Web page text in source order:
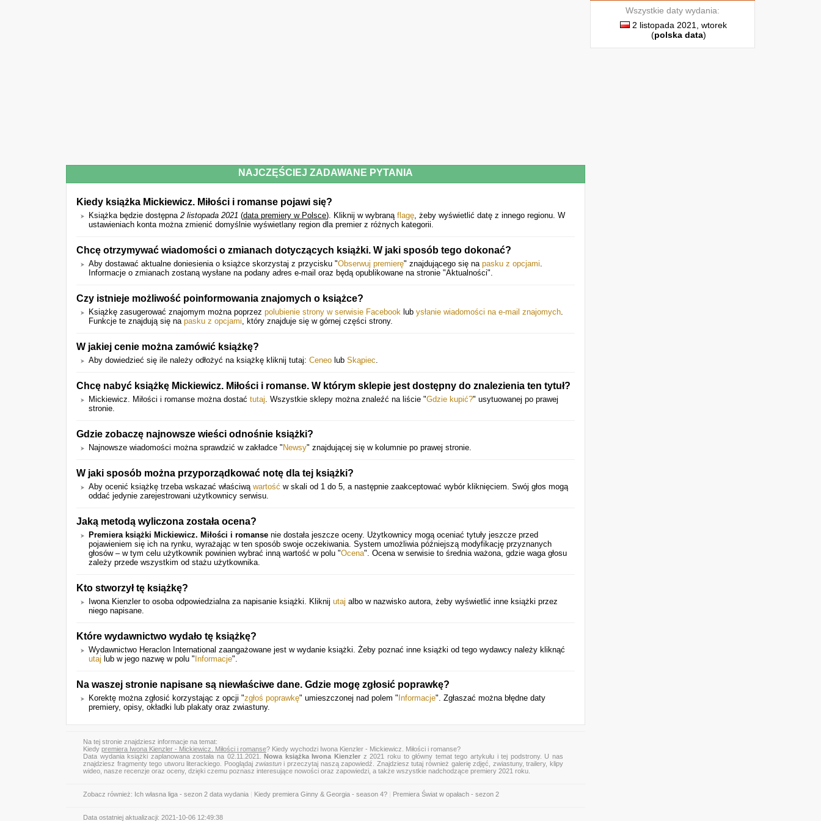
NAJCZĘŚCIEJ ZADAWANE PYTANIA
Kiedy książka Mickiewicz. Miłości i romanse pojawi się?
Książka będzie dostępna 2 listopada 2021 (data premiery w Polsce). Kliknij w wybraną flagę, żeby wyświetlić datę z innego regionu. W
ustawieniach konta można zmienić domyślnie wyświetlany region dla premier z różnych kategorii.
Chcę otrzymywać wiadomości o zmianach dotyczących książki. W jaki sposób tego dokonać?
Aby dostawać aktualne doniesienia o książce skorzystaj z przycisku "Obserwuj premierę" znajdującego się na pasku z opcjami.
Informacje o zmianach zostaną wysłane na podany adres e-mail oraz będą opublikowane na stronie "Aktualności".
Czy istnieje możliwość poinformowania znajomych o książce?
Książkę zasugerować znajomym można poprzez polubienie strony w serwisie Facebook lub ysłanie wiadomości na e-mail znajomych.
Funkcje te znajdują się na pasku z opcjami, który znajduje się w górnej części strony.
W jakiej cenie można zamówić książkę?
Aby dowiedzieć się ile należy odłożyć na książkę kliknij tutaj: Ceneo lub Skąpiec.
Chcę nabyć książkę Mickiewicz. Miłości i romanse. W którym sklepie jest dostępny do znalezienia ten tytuł?
Mickiewicz. Miłości i romanse można dostać tutaj. Wszystkie sklepy można znaleźć na liście "Gdzie kupić?" usytuowanej po prawej
stronie.
Gdzie zobaczę najnowsze wieści odnośnie książki?
Najnowsze wiadomości można sprawdzić w zakładce " Newsy" znajdującej się w kolumnie po prawej stronie.
W jaki sposób można przyporządkować notę dla tej książki?
Aby ocenić książkę trzeba wskazać właściwą wartość w skali od 1 do 5, a następnie zaakceptować wybór kliknięciem. Swój głos mogą
oddać jedynie zarejestrowani użytkownicy serwisu.
Jaką metodą wyliczona została ocena?
Premiera książki Mickiewicz. Miłości i romanse nie dostała jeszcze oceny. Użytkownicy mogą oceniać tytuły jeszcze przed
pojawieniem się ich na rynku, wyrażając w ten sposób swoje oczekiwania. System umożliwia późniejszą modyfikację przyznanych
głosów – w tym celu użytkownik powinien wybrać inną wartość w polu "Ocena". Ocena w serwisie to średnia ważona, gdzie waga głosu
zależy przede wszystkim od stażu użytkownika.
Kto stworzył tę książkę?
Iwona Kienzler to osoba odpowiedzialna za napisanie książki. Kliknij utaj albo w nazwisko autora, żeby wyświetlić inne książki przez
niego napisane.
Które wydawnictwo wydało tę książkę?
Wydawnictwo Heraclon International zaangażowane jest w wydanie książki. Żeby poznać inne książki od tego wydawcy należy kliknąć
utaj lub w jego nazwę w polu " Informacje".
Na waszej stronie napisane są niewłaściwe dane. Gdzie mogę zgłosić poprawkę?
Korektę można zgłosić korzystając z opcji "zgłoś poprawkę" umieszczonej nad polem " Informacje". Zgłaszać można błędne daty
premiery, opisy, okładki lub plakaty oraz zwiastuny.
Na tej stronie znajdziesz informacje na temat:
Kiedy premiera Iwona Kienzler - Mickiewicz. Miłości i romanse? Kiedy wychodzi Iwona Kienzler - Mickiewicz. Miłości i romanse?
Data wydania książki zaplanowana została na 02.11.2021.Nowa książka Iwona Kienzler z 2021 roku to główny temat tego artykułu i tej podstrony. U nas
znajdziesz fragmenty tego utworu literackiego. Pooglądaj zwiastuni przeczytaj naszą zapowiedź. Znajdziesz tutaj również galerię zdjęć, zwiastuny, trailery, klipy
wideo, nasze recenzje oraz oceny, dzięki czemu poznasz interesujące nowości oraz zapowiedzi, a także wszystkie nadchodzące premiery 2021 roku.
Zobacz również: Ich własna liga - sezon 2 data wydania Kiedy premiera Ginny & Georgia - season 4? Premiera Świat w opałach - sezon 2
Data ostatniej aktualizacji: 2021-10-06 12:49:38
Wszystkie daty wydania:
2 listopada 2021, wtorek
(polska data)